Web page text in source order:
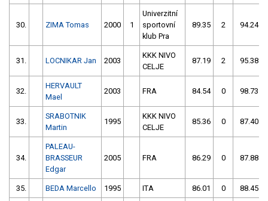
30. ZIMA Tomas 2000 1
Univerzitní
sportovní
klub Pra
89.35 2 94.24
31. LOCNIKAR Jan 2003
KKK NIVO
CELJE
87.19 2 95.38
32.
HERVAULT
Mael
2003 FRA 84.54 0 98.73
33.
SRABOTNIK
Martin
1995
KKK NIVO
CELJE
85.36 0 87.40
34.
PALEAU-
BRASSEUR
Edgar
2005 FRA 86.29 0 87.88
35. BEDA Marcello 1995 ITA 86.01 0 88.45